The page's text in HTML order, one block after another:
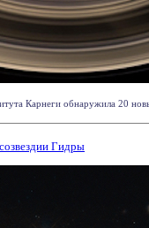
Карнеги обнаружила 20
Гидры